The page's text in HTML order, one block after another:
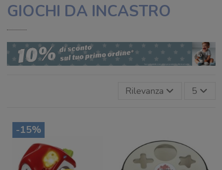
GIOCHI DA INCASTRO
Rilevanza 5
-15%